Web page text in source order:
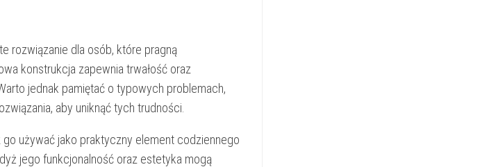
rozwiązanie dla osób, które pragną
konstrukcja zapewnia trwałość oraz
jednak pamiętać o typowych problemach,
aby uniknąć tych trudności.
używać jako praktyczny element codziennego
jego funkcjonalność oraz estetyka mogą